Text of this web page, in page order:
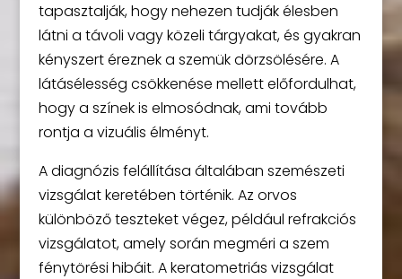
tapasztalják, hogy nehezen tudják élesben
látni a távoli vagy közeli tárgyakat, és gyakran
kényszert éreznek a szemük dörzsölésére. A
látásélesség csökkenése mellett előfordulhat,
hogy a színek is elmosódnak, ami tovább
rontja a vizuális élményt.
A diagnózis felállítása általában szemészeti
vizsgálat keretében történik. Az orvos
különböző teszteket végez, például refrakciós
vizsgálatot, amely során megméri a szem
fénytörési hibáit. A keratometriás vizsgálat